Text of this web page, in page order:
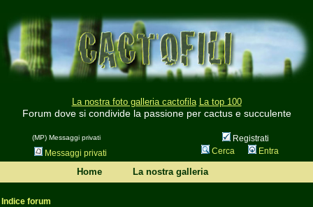
La nostra foto galleria cactofila La top 100
Forum dove si condivide la passione per cactus e succulente
(MP) Messaggi privati
Registrati
Messaggi privati
Cerca Entra
Home La nostra galleria
Indice forum